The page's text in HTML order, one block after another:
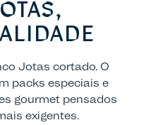
Jotas cortado. O
packs especiais e
gourmet pensados
exigentes.